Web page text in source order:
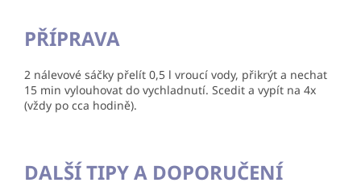
PŘÍPRAVA
2 nálevové sáčky přelít 0,5 l vroucí vody, přikrýt a nechat
15 min vylouhovat do vychladnutí. Scedit a vypít na 4x
(vždy po cca hodině).
DALŠÍ TIPY A DOPORUČENÍ